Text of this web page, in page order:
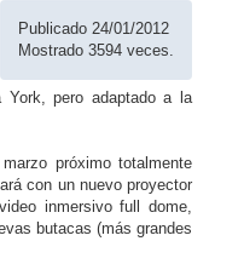
Publicado 24/01/2012
Mostrado 3594 veces.
York, pero adaptado a la
próximo totalmente
con un nuevo proyector
inmersivo full dome,
butacas (más grandes